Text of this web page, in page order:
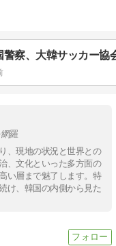
羅
、現地の状況と世界との
、文化といった多方面の
い層まで魅了します。特
け、韓国の内側から見た